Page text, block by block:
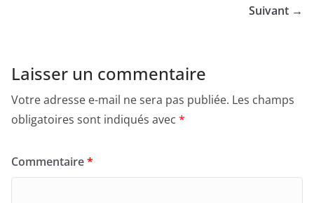
Suivant →
Laisser un commentaire
Votre adresse e-mail ne sera pas publiée. Les champs
obligatoires sont indiqués avec *
Commentaire*